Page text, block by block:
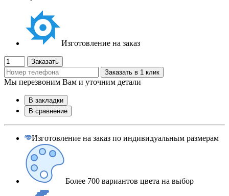
Изготовление на заказ
Заказать
Заказать в 1 клик
Мы перезвоним Вам и уточним детали
В закладки
В сравнение
Изготовление на заказ по индивидуальным размерам
Более 700 вариантов цвета на выбор